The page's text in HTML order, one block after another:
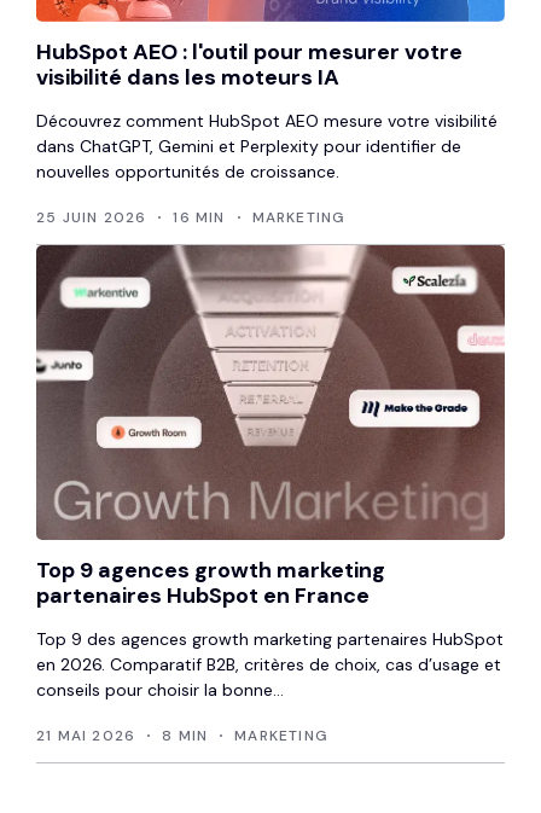
HubSpot AEO : l'outil pour mesurer votre
visibilité dans les moteurs IA
Découvrez comment HubSpot AEO mesure votre visibilité
dans ChatGPT, Gemini et Perplexity pour identifier de
nouvelles opportunités de croissance.
25 JUIN 2026 16 MIN MARKETING
Top 9 agences growth marketing
partenaires HubSpot en France
Top 9 des agences growth marketing partenaires HubSpot
en 2026. Comparatif B2B, critères de choix, cas d’usage et
conseils pour choisir la bonne...
21 MAI 2026 8 MIN MARKETING